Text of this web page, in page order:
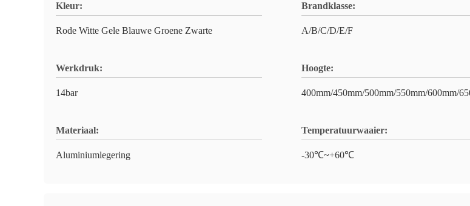
Kleur:
Rode Witte Gele Blauwe Groene Zwarte
Brandklasse:
A/B/C/D/E/F
Werkdruk:
14bar
Hoogte:
400mm/450mm/500mm/550mm/600mm/
Materiaal:
Aluminiumlegering
Temperatuurwaaier:
-30℃~+60℃